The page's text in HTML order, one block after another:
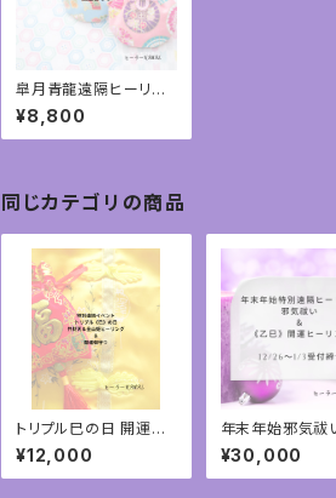
皐月青龍遠隔ヒーリン
グ＆開運御守り①
¥8,800
同じカテゴリの商品
トリプル巳の日 開運御
守り＆弁財天と金山姫
ヒーリング②
¥12,000
年末年始邪気祓
巳開運遠隔ヒー
③
¥30,000